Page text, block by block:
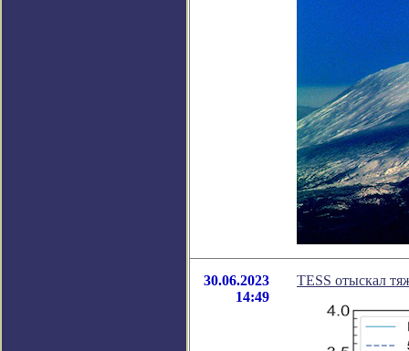
30.06.2023
14:49
TESS отыскал